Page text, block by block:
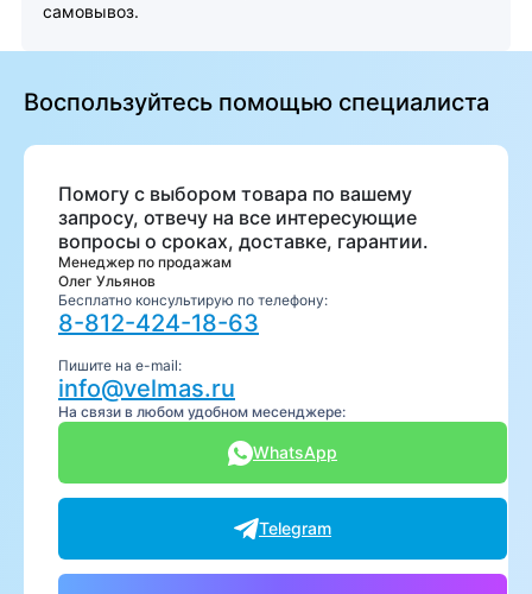
самовывоз.
Воспользуйтесь помощью специалиста
Помогу с выбором товара по вашему
запросу, отвечу на все интересующие
вопросы о сроках, доставке, гарантии.
Менеджер по продажам
Олег Ульянов
Бесплатно консультирую по телефону:
8-812-424-18-63
Пишите на e-mail:
info@velmas.ru
На связи в любом удобном месенджере:
WhatsApp
Telegram